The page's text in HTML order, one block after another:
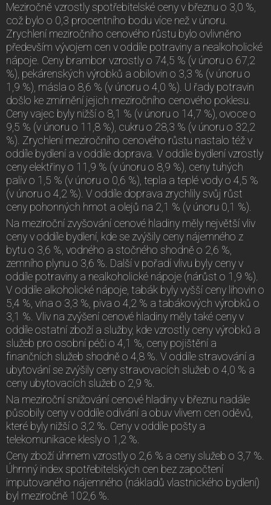
Meziročně vzrostly spotřebitelské ceny v březnu o 3,0 %,
což bylo o 0,3 procentního bodu více než v únoru.
Zrychlení meziročního cenového růstu bylo ovlivněno
především vývojem cen v oddíle potraviny a nealkoholické
nápoje. Ceny brambor vzrostly o 74,5 % (v únoru o 67,2
%), pekárenských výrobků a obilovin o 3,3 % (v únoru o
1,9 %), másla o 8,6 % (v únoru o 4,0 %). U řady potravin
došlo ke zmírnění jejich meziročního cenového poklesu.
Ceny vajec byly nižší o 8,1 % (v únoru o 14,7 %), ovoce o
9,5 % (v únoru o 11,8 %), cukru o 28,3 % (v únoru o 32,2
%). Zrychlení meziročního cenového růstu nastalo též v
oddíle bydlení a v oddíle doprava. V oddíle bydlení vzrostly
ceny elektřiny o 11,9 % (v únoru o 8,9 %), ceny tuhých
paliv o 1,5 % (v únoru o 0,6 %), tepla a teplé vody o 4,5 %
(v únoru o 4,2 %). V oddíle doprava zrychlily svůj růst
ceny pohonných hmot a olejů na 2,1 % (v únoru 0,1 %).
Na meziroční zvyšování cenové hladiny měly největší vliv
ceny v oddíle bydlení, kde se zvýšily ceny nájemného z
bytu o 3,6 %, vodného a stočného shodně o 2,6 %,
zemního plynu o 3,6 %. Další v pořadí vlivu byly ceny v
oddíle potraviny a nealkoholické nápoje (nárůst o 1,9 %).
V oddíle alkoholické nápoje, tabák byly vyšší ceny lihovin o
5,4 %, vína o 3,3 %, piva o 4,2 % a tabákových výrobků o
3,1 %. Vliv na zvýšení cenové hladiny měly také ceny v
oddíle ostatní zboží a služby, kde vzrostly ceny výrobků a
služeb pro osobní péči o 4,1 %, ceny pojištění a
finančních služeb shodně o 4,8 %. V oddíle stravování a
ubytování se zvýšily ceny stravovacích služeb o 4,0 % a
ceny ubytovacích služeb o 2,9 %.
Na meziroční snižování cenové hladiny v březnu nadále
působily ceny v oddíle odívání a obuv vlivem cen oděvů,
které byly nižší o 3,2 %. Ceny v oddíle pošty a
telekomunikace klesly o 1,2 %.
Ceny zboží úhrnem vzrostly o 2,6 % a ceny služeb o 3,7 %.
Úhrnný index spotřebitelských cen bez započtení
imputovaného nájemného (nákladů vlastnického bydlení)
byl meziročně 102,6 %.